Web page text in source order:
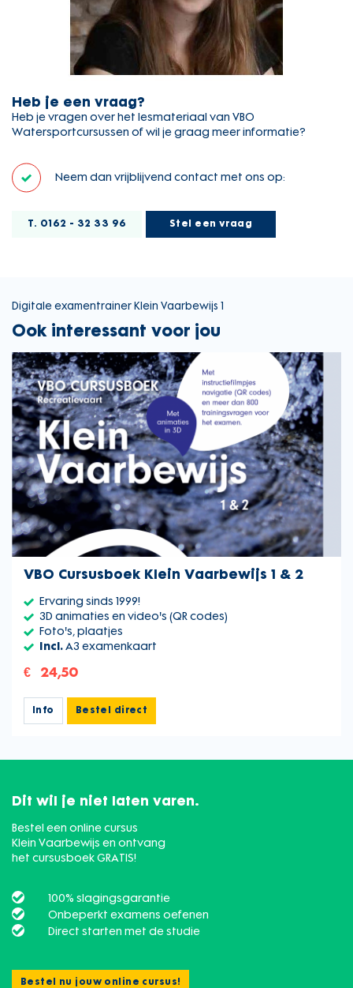
Heb je een vraag?
Heb je vragen over het lesmateriaal van VBO
Watersportcursussen of wil je graag meer informatie?
Neem dan vrijblijvend contact met ons op:
T. 0162 - 32 33 96 Stel een vraag
Digitale examentrainer Klein Vaarbewijs 1
Ook interessant voor jou
VBO Cursusboek Klein Vaarbewijs 1 & 2
Ervaring sinds 1999!
3D animaties en video's (QR codes)
Foto's, plaatjes
Incl.A3 examenkaart
€ 24,50
Info Bestel direct
Dit wil je niet laten varen.
Bestel een online cursus
Klein Vaarbewijs en ontvang
het cursusboek GRATIS!
100% slagingsgarantie
Onbeperkt examens oefenen
Direct starten met de studie
Bestel nu jouw online cursus!